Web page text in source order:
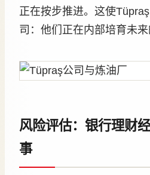
正在按步推进。这使
司：他们正在内部培育未来
风险评估：银行理财
事